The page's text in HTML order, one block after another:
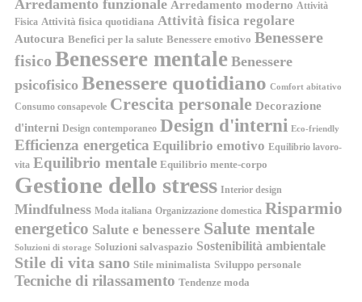
Arredamento funzionale Arredamento moderno Attività
Fisica Attività fisica quotidiana Attività fisica regolare
Autocura Benefici per la salute Benessere emotivo Benessere
fisico Benessere mentale Benessere
psicofisico Benessere quotidiano Comfort abitativo
Consumo consapevole Crescita personale Decorazione
d'interni Design contemporaneo Design d'interni Eco-friendly
Efficienza energetica Equilibrio emotivo Equilibrio lavoro-
vita Equilibrio mentale Equilibrio mente-corpo
Gestione dello stress Interior design
Mindfulness Moda italiana Organizzazione domestica Risparmio
energetico Salute e benessere Salute mentale
Soluzioni di storage Soluzioni salvaspazio Sostenibilità ambientale
Stile di vita sano Stile minimalista Sviluppo personale
Tecniche di rilassamento Tendenze moda